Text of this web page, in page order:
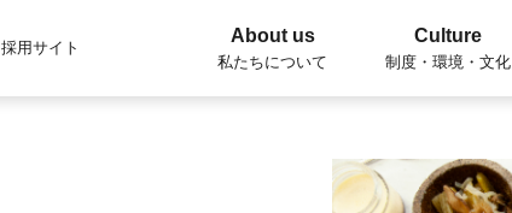
採用サイト
About us
私たちについて
Culture
制度・環境・文化